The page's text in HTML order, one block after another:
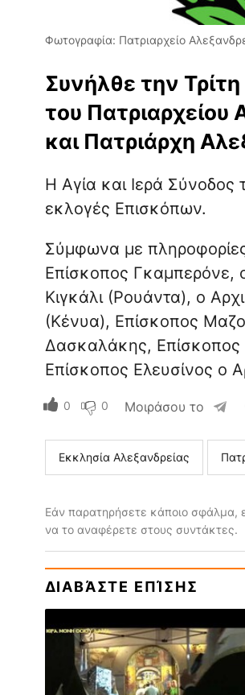
Φωτογραφία: Πατριαρχείο
Συνήλθε την
του Πατριαρχείου
και Πατριάρχη
Η Αγία και Ιερά Σύνοδος
εκλογές Επισκόπων.
Σύμφωνα με
Επίσκοπος Γκαμπερόνε,
Κιγκάλι (Ρουάντα), ο
(Κένυα), Επίσκοπος
Δασκαλάκης, Επίσκοπος
Επίσκοπος Ελευσίνος ο
0 0 Μοιράσου το
Εκκλησία Αλεξανδρείας
Εάν παρατηρήσετε κάποιο σφάλμα,
να το αναφέρετε στους συντάκτες.
ΔΙΑΒΆΣΤΕ ΕΠΊΣΗΣ